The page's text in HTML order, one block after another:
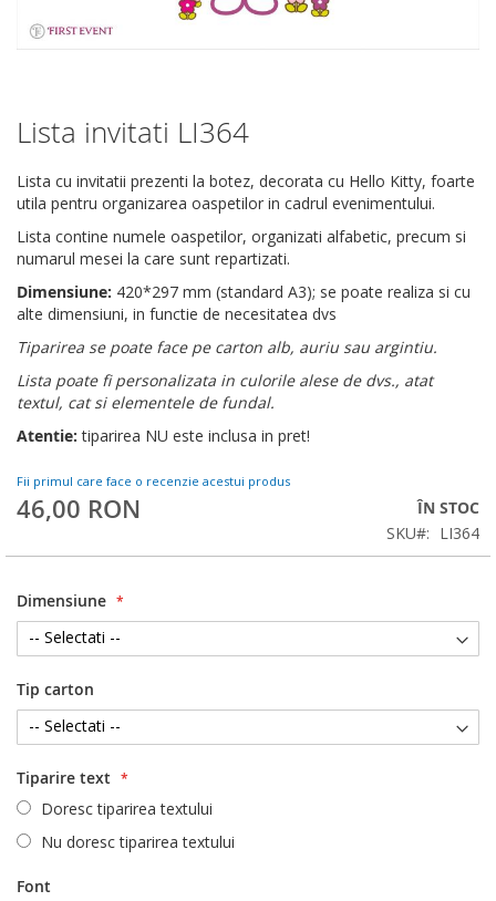
Lista invitati LI364
Lista cu invitatii prezenti la botez, decorata cu Hello Kitty, foarte
utila pentru organizarea oaspetilor in cadrul evenimentului.
Lista contine numele oaspetilor, organizati alfabetic, precum si
numarul mesei la care sunt repartizati.
Dimensiune: 420*297 mm (standard A3); se poate realiza si cu
alte dimensiuni, in functie de necesitatea dvs
Tiparirea se poate face pe carton alb, auriu sau argintiu.
Lista poate fi personalizata in culorile alese de dvs., atat
textul, cat si elementele de fundal.
Atentie:tiparirea NU este inclusa in pret!
Fii primul care face o recenzie acestui produs
46,00 RON
ÎN STOC
SKU
LI364
Dimensiune
Tip carton
Tiparire text
Doresc tiparirea textului
Nu doresc tiparirea textului
Font
Skip
to
beginning
of
the
images
gallery